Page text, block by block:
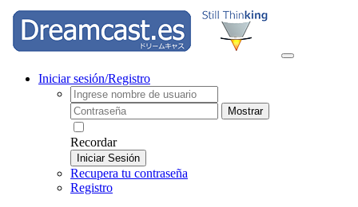
Iniciar sesión/Registro
Mostrar
Recordar
Iniciar Sesión
Recupera tu contraseña
Registro